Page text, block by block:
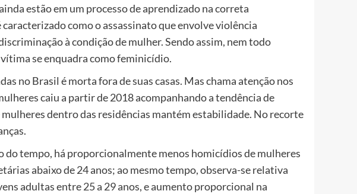
estão em um processo de aprendizado na correta
como o assassinato que envolve violência
à condição de mulher. Sendo assim, nem todo
se enquadra como feminicídio.
no Brasil é morta fora de suas casas. Mas chama atenção nos
caiu a partir de 2018 acompanhando a tendência de
dentro das residências mantém estabilidade. No recorte
do tempo, há proporcionalmente menos homicídios de mulheres
abaixo de 24 anos; ao mesmo tempo, observa-se relativa
adultas entre 25 a 29 anos, e aumento proporcional na